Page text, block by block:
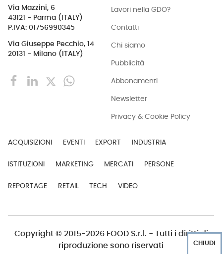
Via Mazzini, 6
43121 - Parma (ITALY)
P.IVA: 01756990345
Via Giuseppe Pecchio, 14
20131 - Milano (ITALY)
Lavori nella GDO?
Contatti
Chi siamo
Pubblicità
Abbonamenti
Newsletter
Privacy & Cookie Policy
ACQUISIZIONI EVENTI EXPORT INDUSTRIA
ISTITUZIONI MARKETING MERCATI PERSONE
REPORTAGE RETAIL TECH VIDEO
Copyright © 2015-2026 FOOD S.r.l. - Tutti i diritti di
riproduzione sono riservati
CHIUDI